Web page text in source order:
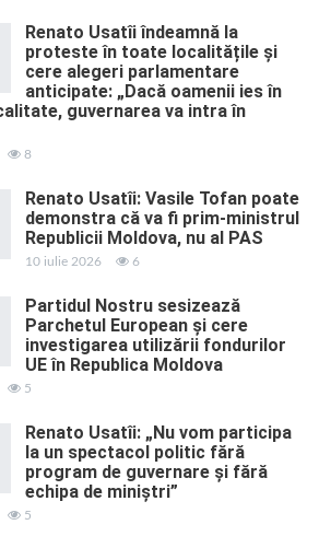
Renato Usatîi îndeamnă la
proteste în toate localitățile și
cere alegeri parlamentare
anticipate: „Dacă oamenii ies în
guvernarea va intra în
8
Renato Usatîi: Vasile Tofan poate
demonstra că va fi prim-ministrul
Republicii Moldova, nu al PAS
10 iulie 2026 6
Partidul Nostru sesizează
Parchetul European și cere
investigarea utilizării fondurilor
UE în Republica Moldova
5
Renato Usatîi: „Nu vom participa
la un spectacol politic fără
program de guvernare și fără
echipa de miniștri”
5